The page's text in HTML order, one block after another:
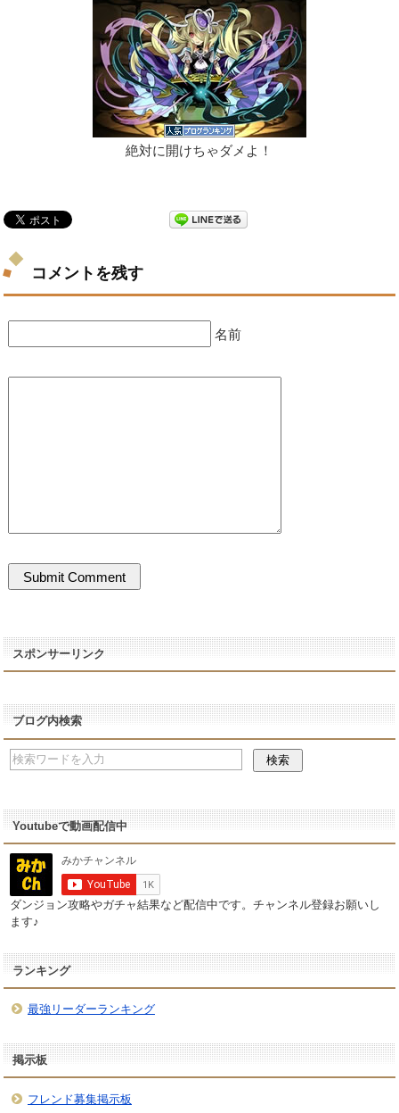
絶対に開けちゃダメよ！
コメントを残す
名前
スポンサーリンク
ブログ内検索
Youtubeで動画配信中
ダンジョン攻略やガチャ結果など配信中です。チャンネル登録お願いし
ます♪
ランキング
最強リーダーランキング
掲示板
フレンド募集掲示板